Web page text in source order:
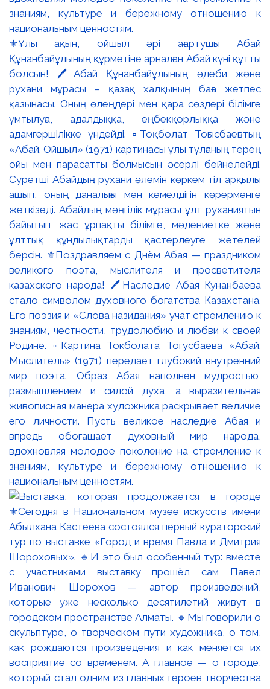
⚜️Ұлы ақын, ойшыл әрі ағартушы Абай
Құнанбайұлының құрметіне арналған Абай күні құтты
болсын! 🖊️Абай Құнанбайұлының әдеби және
рухани мұрасы – қазақ халқының баға жетпес
қазынасы. Оның өлеңдері мен қара сөздері білімге
ұмтылуға, адалдыққа, еңбекқорлыққа және
адамгершілікке үндейді. ▫️Тоқболат Тоғысбаевтың
«Абай. Ойшыл» (1971) картинасы ұлы тұлғаның терең
ойы мен парасатты болмысын әсерлі бейнелейді.
Суретші Абайдың рухани әлемін көркем тіл арқылы
ашып, оның даналығы мен кемелдігін көрерменге
жеткізеді. Абайдың мәңгілік мұрасы ұлт руханиятын
байытып, жас ұрпақты білімге, мәдениетке және
ұлттық құндылықтарды қастерлеуге жетелей
берсін. ⚜️Поздравляем с Днём Абая — праздником
великого поэта, мыслителя и просветителя
казахского народа! 🖊️Наследие Абая Кунанбаева
стало символом духовного богатства Казахстана.
Его поэзия и «Слова назидания» учат стремлению к
знаниям, честности, трудолюбию и любви к своей
Родине. ▫️Картина Токболата Тогусбаева «Абай.
Мыслитель» (1971) передаёт глубокий внутренний
мир поэта. Образ Абая наполнен мудростью,
размышлением и силой духа, а выразительная
живописная манера художника раскрывает величие
его личности. Пусть великое наследие Абая и
впредь обогащает духовный мир народа,
вдохновляя молодое поколение на стремление к
знаниям, культуре и бережному отношению к
национальным ценностям.